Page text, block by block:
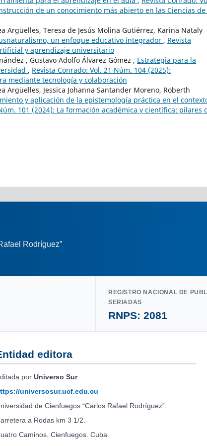
de un conocimiento más abierto en las Ciencias de
Argüelles, Teresa de Jesús Molina Gutiérrez, Karina Nataly
un enfoque educativo integrador , Revista
y aprendizaje universitario
, Gustavo Adolfo Álvarez Gómez , Estrategia para la
, Revista Conrado: Vol. 21 Núm. 104 (2025):
mediante tecnología y colaboración
Argüelles, Jessica Johanna Santander Moreno, Roberth
y aplicación de la epistemología práctica en el
101 (2024): La formación académica y científica: pilares
Rodríguez”
REGISTRO NACIONAL DE
SERIADAS
RNPS: 2081
editora
por Universo Sur.
universosur.ucf.edu.cu
de Cienfuegos “Carlos Rafael Rodríguez”.
a Rodas km 3 1/2.
Caminos. Cienfuegos. Cuba.